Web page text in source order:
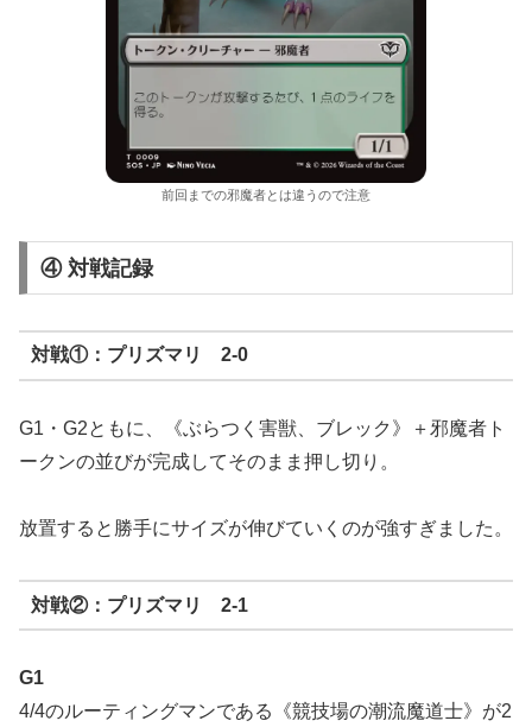
前回までの邪魔者とは違うので注意
④ 対戦記録
対戦①：プリズマリ 2-0
G1・G2ともに、《ぶらつく害獣、ブレック》＋邪魔者ト
ークンの並びが完成してそのまま押し切り。
放置すると勝手にサイズが伸びていくのが強すぎました。
対戦②：プリズマリ 2-1
G1
4/4のルーティングマンである《競技場の潮流魔道士》が2